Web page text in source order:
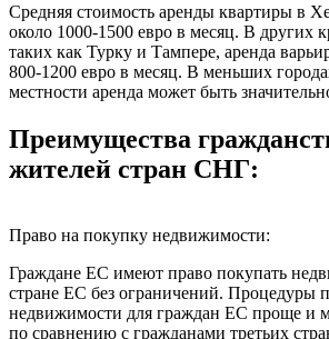
Средняя стоимость аренды квартиры в
около 1000-1500 евро в месяц. В других
таких как Турку и Тампере, аренда
800-1200 евро в месяц. В меньших
местности аренда может быть
Преимущества
жителей стран СНГ:
Право на покупку недвижимости:
Граждане ЕС имеют право покупать
стране ЕС без ограничений. Процедуры
недвижимости для граждан ЕС проще и
по сравнению с гражданами третьих